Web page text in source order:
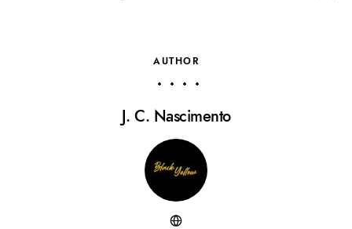
AUTHOR
J. C. Nascimento